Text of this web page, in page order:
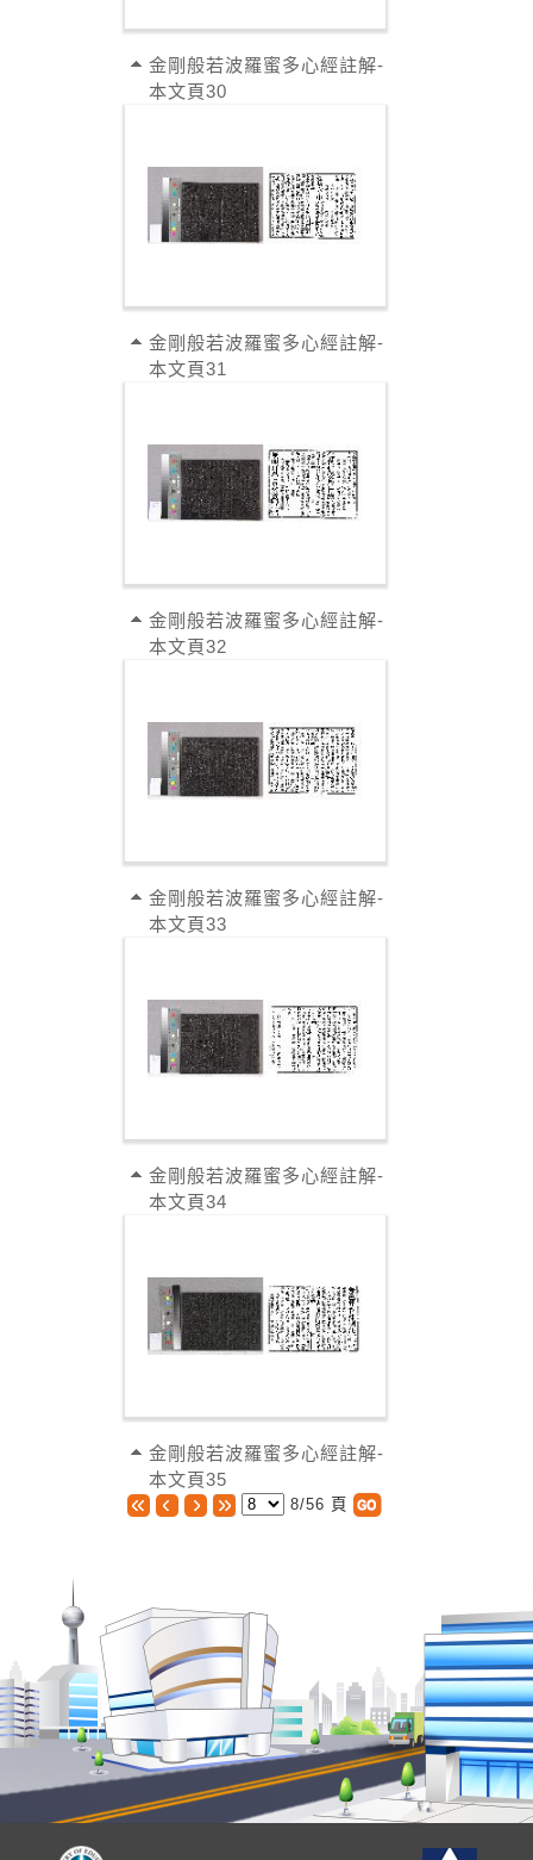
金剛般若波羅蜜多心經註解-
本文頁30
金剛般若波羅蜜多心經註解-
本文頁31
金剛般若波羅蜜多心經註解-
本文頁32
金剛般若波羅蜜多心經註解-
本文頁33
金剛般若波羅蜜多心經註解-
本文頁34
金剛般若波羅蜜多心經註解-
本文頁35
8/56 頁